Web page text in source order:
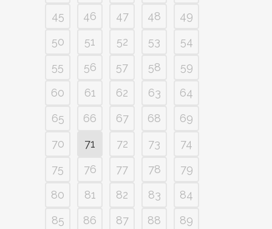
45
46 47 48
49
50
51 52 53
54
55
56 57 58
59
60
61 62 63
64
65
66 67 68
69
70
71 72 73
74
75
76 77 78
79
80
81 82 83
84
85
86 87 88
89